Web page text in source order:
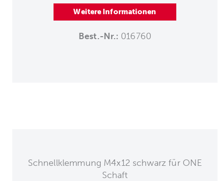
Weitere Informationen
Best.-Nr.: 016760
Schnellklemmung M4x12 schwarz für ONE
Schaft